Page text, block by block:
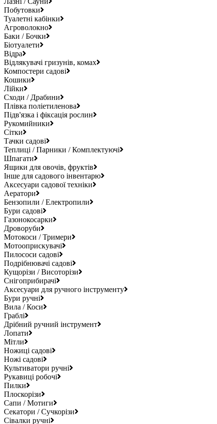
Побутовки
Туалетні кабінки
Агроволокно
Баки / Бочки
Біотуалети
Відра
Відлякувачі гризунів, комах
Компостери садові
Кошики
Лійки
Сходи / Драбини
Плівка поліетиленова
Підв'язка і фіксація рослин
Рукомийники
Сітки
Тачки садові
Теплиці / Парники / Комплектуючі
Шпагати
Ящики для овочів, фруктів
Інше для садового інвентарю
Аксесуари садової техніки
Аератори
Бензопили / Електропили
Бури садові
Газонокосарки
Дроворуби
Мотокоси / Тримери
Мотооприскувачі
Пилососи садові
Подрібнювачі садові
Кущорізи / Висоторізи
Снігоприбирачі
Аксесуари для ручного інструменту
Бури ручні
Вила / Коси
Граблі
Дрібний ручний інструмент
Лопати
Мітли
Ножиці садові
Ножі садові
Культиватори ручні
Рукавиці робочі
Пилки
Плоскорізи
Сапи / Мотиги
Секатори / Сучкорізи
Сівалки ручні